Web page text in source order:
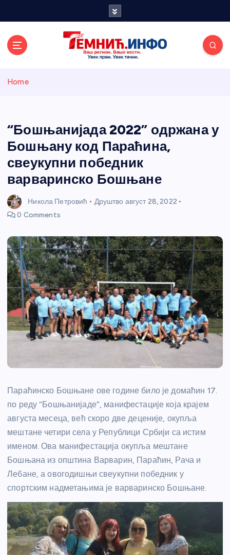
и портал
Home
“Бошњанијада 2022” одржана у
Бошњану код Параћина,
свеукупни победник
варваринско Бошњане
Никола Петровић Друштво август 28, 2022
0 Comments
Параћинско Бошњане ове године било је домаћин 17.
по реду “Бошњанијаде”, манифестације која крајем
августа месеца, већ скоро две деценије, окупља
мештане четири села у Републици Србији са истим
именом. Ова манифестација окупља мештане
Бошњана из општина Варварин, Параћин, Рача и
Лебане, а овогодишњи свеукупни победник у
спортским надметањима је варваринско Бошњане.